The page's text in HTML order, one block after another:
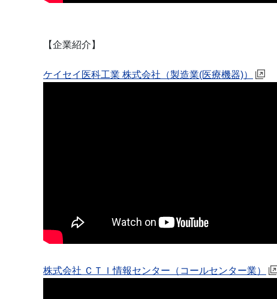
【企業紹介】
ケイセイ医科工業 株式会社（製造業(医療機器)）
株式会社 ＣＴＩ情報センター（コールセンター業）